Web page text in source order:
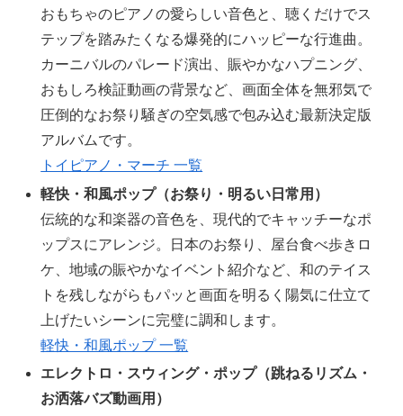
おもちゃのピアノの愛らしい音色と、聴くだけでス
テップを踏みたくなる爆発的にハッピーな行進曲。
カーニバルのパレード演出、賑やかなハプニング、
おもしろ検証動画の背景など、画面全体を無邪気で
圧倒的なお祭り騒ぎの空気感で包み込む最新決定版
アルバムです。
トイピアノ・マーチ 一覧
軽快・和風ポップ（お祭り・明るい日常用）
伝統的な和楽器の音色を、現代的でキャッチーなポ
ップスにアレンジ。日本のお祭り、屋台食べ歩きロ
ケ、地域の賑やかなイベント紹介など、和のテイス
トを残しながらもパッと画面を明るく陽気に仕立て
上げたいシーンに完璧に調和します。
軽快・和風ポップ 一覧
エレクトロ・スウィング・ポップ（跳ねるリズム・
お洒落バズ動画用）